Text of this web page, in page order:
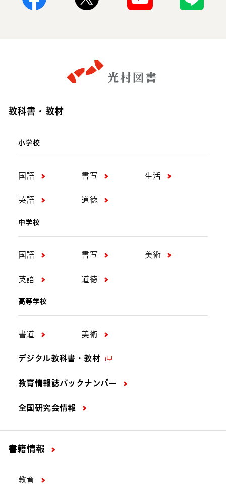
教科書・教材
小学校
国語 書写 生活
英語 道徳
中学校
国語 書写 美術
英語 道徳
高等学校
書道 美術
デジタル教科書・教材
教育情報誌バックナンバー
全国研究会情報
書籍情報
教育